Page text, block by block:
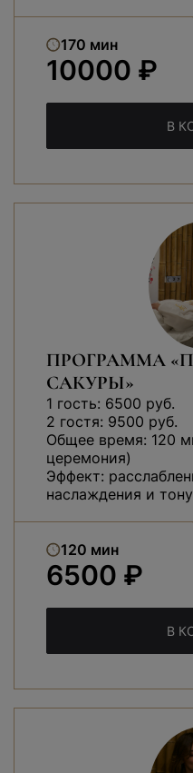
170 мин
10000 ₽
В
ПРОГРАММА
САКУРЫ»
1 гость: 6500 руб.
2 гостя: 9500 руб.
Общее время: 120
церемония)
Эффект:
наслаждения и
120 мин
6500 ₽
В